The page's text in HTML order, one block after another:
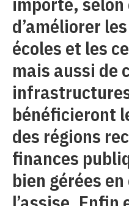
d’améliorer
écoles et les
mais aussi de
bénéficieront
des régions
finances
bien gérées